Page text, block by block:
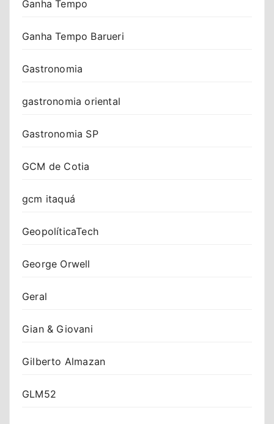
Ganha Tempo
Ganha Tempo Barueri
Gastronomia
gastronomia oriental
Gastronomia SP
GCM de Cotia
gcm itaquá
GeopolíticaTech
George Orwell
Geral
Gian & Giovani
Gilberto Almazan
GLM52